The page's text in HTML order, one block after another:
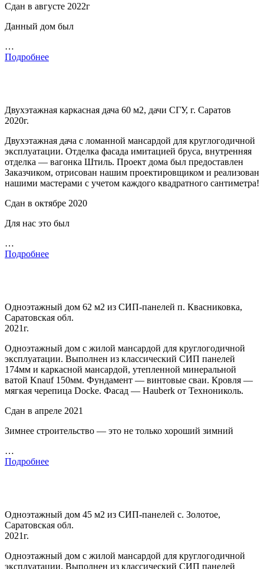
Сдан в августе 2022г
Данный дом был
…
Подробнее
Двухэтажная каркасная дача 60 м2, дачи СГУ, г. Саратов
2020г.
Двухэтажная дача с ломанной мансардой для круглогодичной
эксплуатации. Отделка фасада имитацией бруса, внутренняя
отделка — вагонка Штиль. Проект дома был предоставлен
Заказчиком, отрисован нашим проектировщиком и реализован
нашими мастерами с учетом каждого квадратного сантиметра!
Сдан в октябре 2020
Для нас это был
…
Подробнее
Одноэтажный дом 62 м2 из СИП-панелей п. Квасниковка,
Саратовская обл.
2021г.
Одноэтажный дом с жилой мансардой для круглогодичной
эксплуатации. Выполнен из классический СИП панелей
174мм и каркасной мансардой, утепленной минеральной
ватой Knauf 150мм. Фундамент — винтовые сваи. Кровля —
мягкая черепица Docke. Фасад — Hauberk от Технониколь.
Сдан в апреле 2021
Зимнее строительство — это не только хороший зимний
…
Подробнее
Одноэтажный дом 45 м2 из СИП-панелей с. Золотое,
Саратовская обл.
2021г.
Одноэтажный дом с жилой мансардой для круглогодичной
эксплуатации. Выполнен из классический СИП панелей